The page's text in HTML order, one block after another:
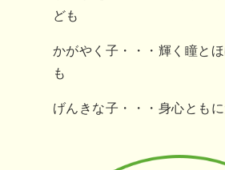
ども
かがやく子・・・輝く瞳と
も
げんきな子・・・身心とも